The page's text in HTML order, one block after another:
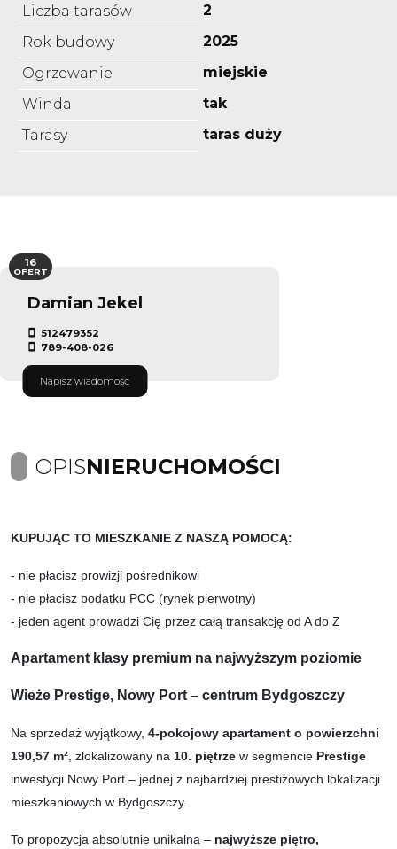
Liczba tarasów
2
Rok budowy
2025
Ogrzewanie
miejskie
Winda
tak
Tarasy
taras duży
Damian Jekel
512479352
789-408-026
Napisz wiadomość
16
OFERT
OPISNIERUCHOMOŚCI
KUPUJĄC TO MIESZKANIE Z NASZĄ POMOCĄ:
- nie płacisz prowizji pośrednikowi
- nie płacisz podatku PCC (rynek pierwotny)
- jeden agent prowadzi Cię przez całą transakcję od A do Z
Apartament klasy premium na najwyższym poziomie
Wieże Prestige, Nowy Port – centrum Bydgoszczy
Na sprzedaż wyjątkowy, 4-pokojowy apartament o powierzchni
190,57 m² , zlokalizowany na 10. piętrze w segmencie Prestige
inwestycji Nowy Port – jednej z najbardziej prestiżowych lokalizacji
mieszkaniowych w Bydgoszczy.
To propozycja absolutnie unikalna – najwyższe piętro,